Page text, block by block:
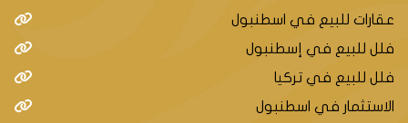
عقارات للبيع في اسطنبول
فلل للبيع في إسطنبول
فلل للبيع في تركيا
الاستثمار في اسطنبول